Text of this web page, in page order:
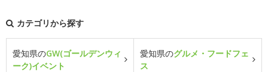
カテゴリから探す
愛知県のGW(ゴールデンウィ
ーク)イベント
愛知県のグルメ・フードフェ
ス